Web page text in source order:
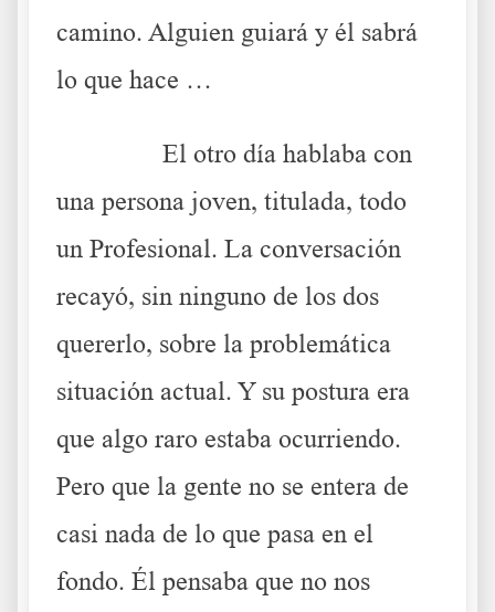
camino. Alguien guiará y él sabrá
lo que hace …
El otro día hablaba con
una persona joven, titulada, todo
un Profesional. La conversación
recayó, sin ninguno de los dos
quererlo, sobre la problemática
situación actual. Y su postura era
que algo raro estaba ocurriendo.
Pero que la gente no se entera de
casi nada de lo que pasa en el
fondo. Él pensaba que no nos